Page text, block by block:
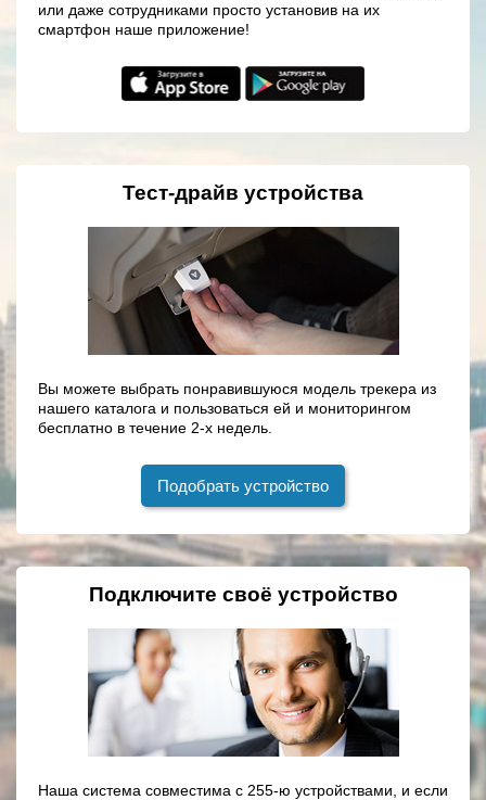
или даже сотрудниками просто установив на их
смартфон наше приложение!
Тест-драйв устройства
Вы можете выбрать понравившуюся модель трекера из
нашего каталога и пользоваться ей и мониторингом
бесплатно в течение 2-х недель.
Подобрать устройство
Подключите своё устройство
Наша система совместима с 255-ю устройствами, и если